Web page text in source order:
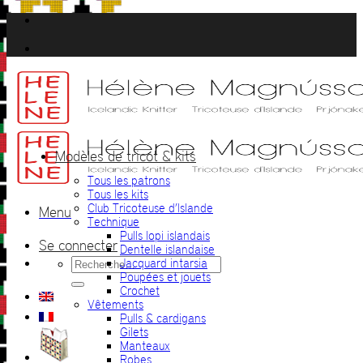
Passer
au
contenu
Menu
Se connecter
Recherche
pour :
Modèles de tricot & kits
Tous les patrons
Tous les kits
Club Tricoteuse d’Islande
Technique
Pulls lopi islandais
Dentelle islandaise
Jacquard intarsia
Poupées et jouets
Crochet
Vêtements
Pulls & cardigans
Gilets
Manteaux
Robes